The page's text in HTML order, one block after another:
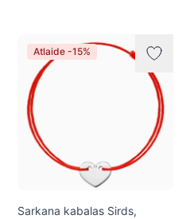
Atlaide -15%
Sarkana kabalas Sirds,